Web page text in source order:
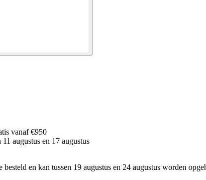
vanaf €950
augustus en 17 augustus
en kan tussen 19 augustus en 24 augustus worden